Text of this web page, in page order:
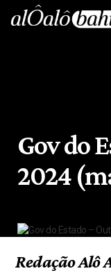
Gov do
2024
Redação Alô